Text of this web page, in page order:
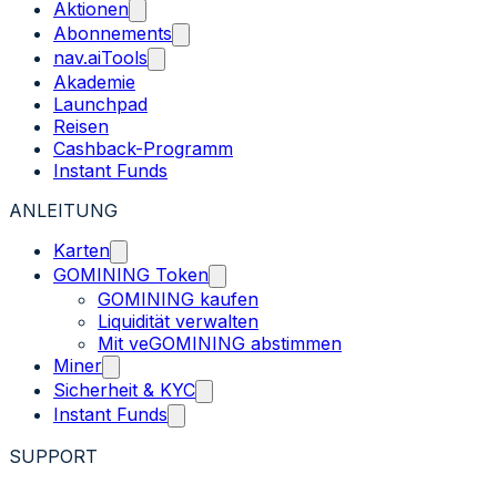
Aktionen
Abonnements
nav.aiTools
Akademie
Launchpad
Reisen
Cashback-Programm
Instant Funds
ANLEITUNG
Karten
GOMINING Token
GOMINING kaufen
Liquidität verwalten
Mit veGOMINING abstimmen
Miner
Sicherheit & KYC
Instant Funds
SUPPORT